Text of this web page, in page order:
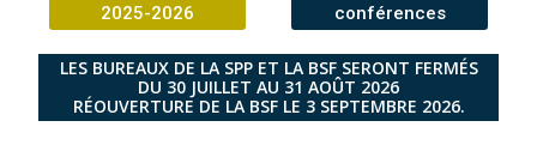
2025-2026
conférences
LES BUREAUX DE LA SPP ET LA BSF SERONT FERMÉS
DU 30 JUILLET AU 31 AOÛT 2026
RÉOUVERTURE DE LA BSF LE 3 SEPTEMBRE 2026.